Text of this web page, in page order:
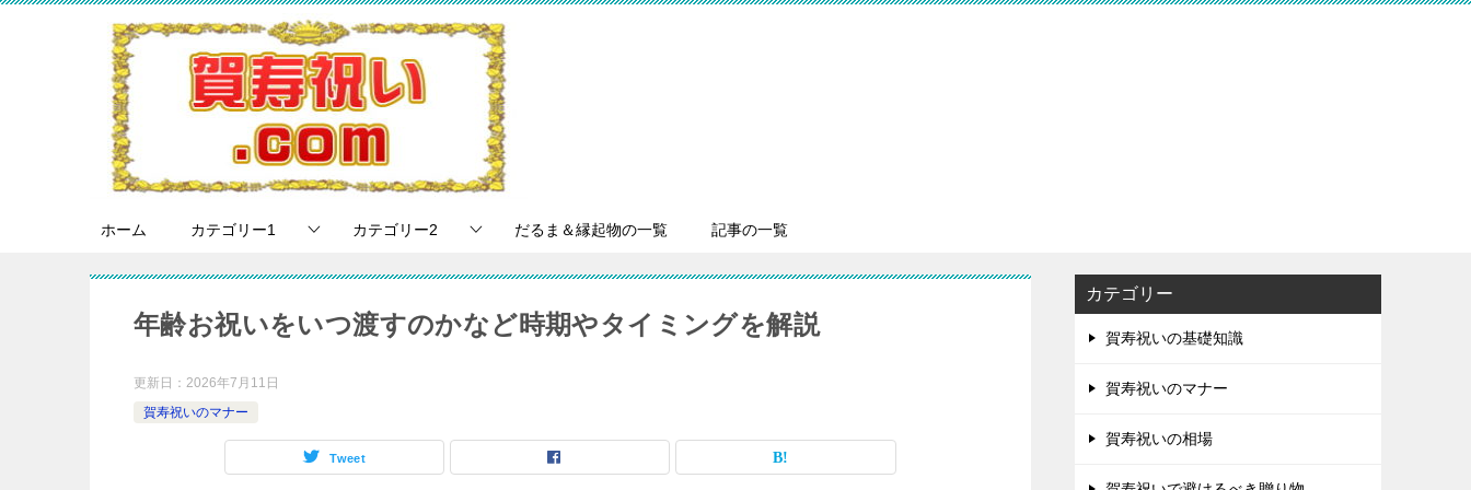
ホーム カテゴリー1 カテゴリー2 だるま＆縁起物の一覧 記事の一覧
年齢お祝いをいつ渡すのかなど時期やタイミングを解説
更新日： 2026年7月11日
賀寿祝いのマナー
Tweet
カテゴリー
賀寿祝いの基礎知識
賀寿祝いのマナー
賀寿祝いの相場